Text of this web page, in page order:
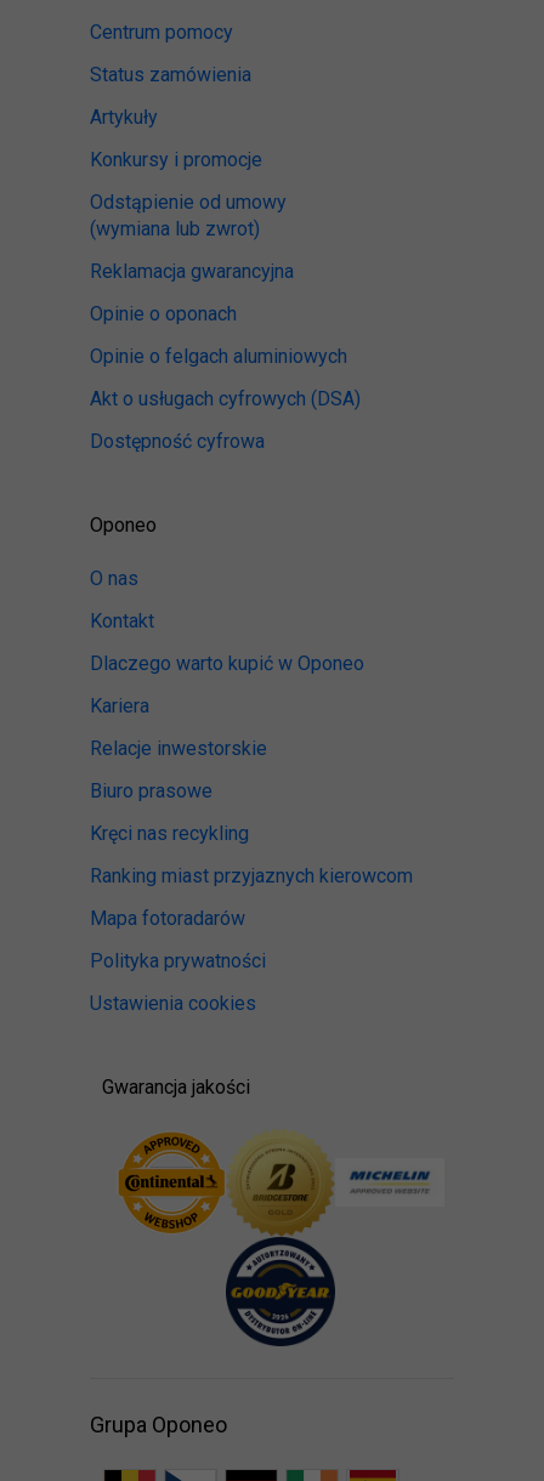
Centrum pomocy
Status zamówienia
Artykuły
Konkursy i promocje
Odstąpienie od umowy
(wymiana lub zwrot)
Reklamacja gwarancyjna
Opinie o oponach
Opinie o felgach aluminiowych
Akt o usługach cyfrowych (DSA)
Dostępność cyfrowa
Oponeo
O nas
Kontakt
Dlaczego warto kupić w Oponeo
Kariera
Relacje inwestorskie
Biuro prasowe
Kręci nas recykling
Ranking miast przyjaznych kierowcom
Mapa fotoradarów
Polityka prywatności
Ustawienia cookies
Gwarancja jakości
Grupa Oponeo